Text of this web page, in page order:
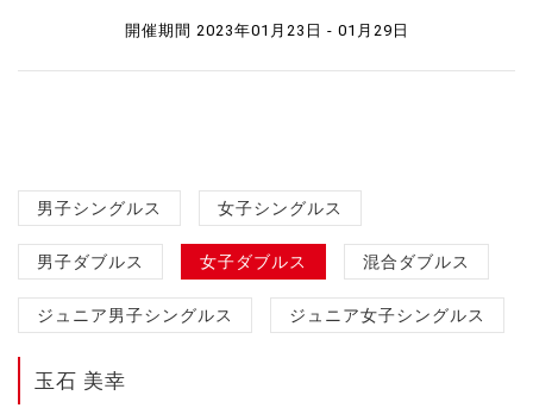
開催期間 2023年01月23日 - 01月29日
男子シングルス 女子シングルス
男子ダブルス 女子ダブルス 混合ダブルス
ジュニア男子シングルス ジュニア女子シングルス
玉石 美幸